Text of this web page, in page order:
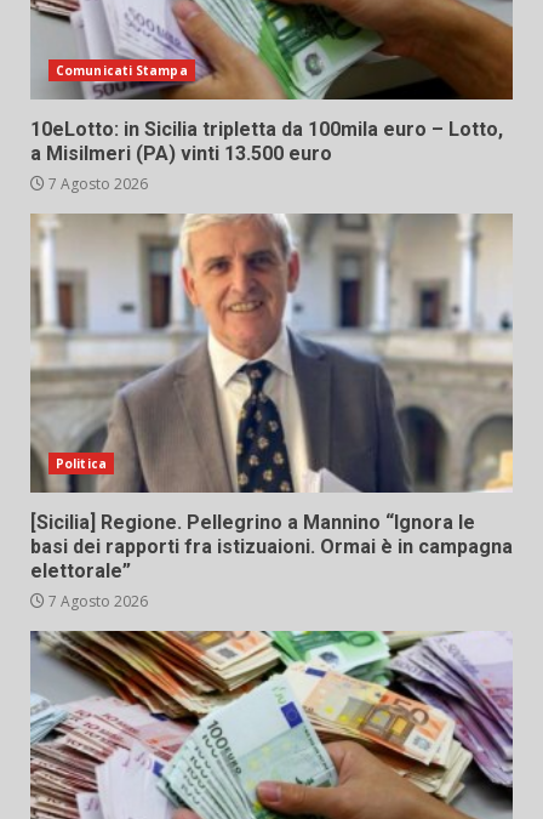
Comunicati Stampa
10eLotto: in Sicilia tripletta da 100mila euro – Lotto,
a Misilmeri (PA) vinti 13.500 euro
7 Agosto 2026
Politica
[Sicilia] Regione. Pellegrino a Mannino “Ignora le
basi dei rapporti fra istizuaioni. Ormai è in campagna
elettorale”
7 Agosto 2026